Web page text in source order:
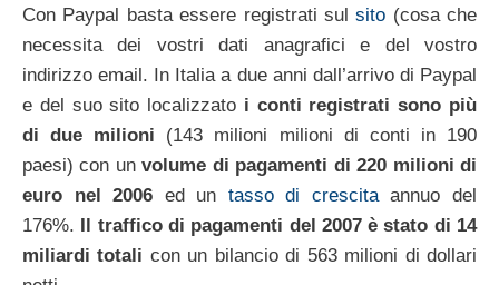
Con Paypal basta essere registrati sulsito (cosa che
necessita dei vostri dati anagrafici e del vostro
indirizzo email. In Italia a due anni dall’arrivo di Paypal
e del suo sito localizzato i conti registrati sono più
di due milioni (143 milioni milioni di conti in 190
paesi) con unvolume di pagamenti di 220 milioni di
euro nel 2006 ed un tasso di crescitaannuo del
176%.
Il traffico di pagamenti del 2007 è stato di 14
miliardi totali con un bilancio di 563 milioni di dollari